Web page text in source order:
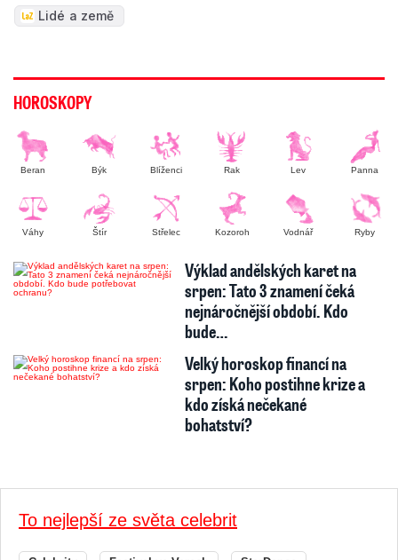
Lidé a země
HOROSKOPY
Beran Býk Blíženci Rak Lev Panna
Váhy Štír Střelec Kozoroh Vodnář Ryby
Výklad andělských karet na
srpen: Tato 3 znamení čeká
nejnáročnější období. Kdo
bude…
Velký horoskop financí na
srpen: Koho postihne krize a
kdo získá nečekané
bohatství?
To nejlepší ze světa celebrit